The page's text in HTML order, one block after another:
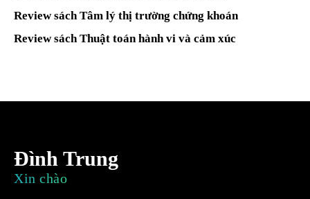
Review sách Tâm lý thị trường chứng khoán
Review sách Thuật toán hành vi và cảm xúc
Đình Trung
Xin chào